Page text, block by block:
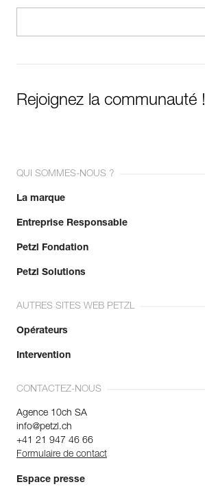
Rejoignez la communauté !
QUI SOMMES-NOUS ?
La marque
Entreprise Responsable
Petzl Fondation
Petzl Solutions
AUTRES SITES WEB PETZL
Opérateurs
Intervention
CONTACTEZ-NOUS
Agence 10ch SA
info@petzl.ch
+41 21 947 46 66
Formulaire de contact
Espace presse